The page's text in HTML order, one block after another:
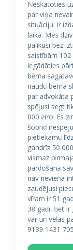
Neskatoties
par viņa
situāciju. Ir
laikā. Mēs
palikusi bez
saistībām
iegādāties
bērna
naudu bērna
par advokāta
spējusi segt
000 eiro. Es
šobrīd
pietiekamu
gandrīz 50
vismaz
pārdošanā
nav neviena
zaudējusi
vīram ir 51
38 gadi, bet ir
var un vēlas
9139 1431